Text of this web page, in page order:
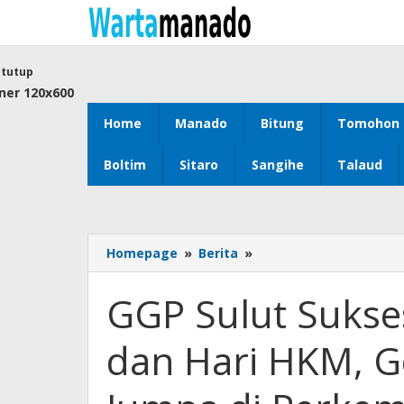
konten
Home Manado Bitung Tomohon
Boltim Sitaro Sangihe Talaud
tutup
Homepage » Berita »
Sulut
Gelar
Ibadah
Paskah
dan
GGP Sulut
dan Hari HKM,